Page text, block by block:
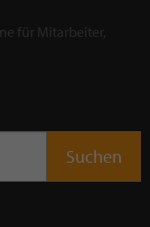
für Mitarbeiter,